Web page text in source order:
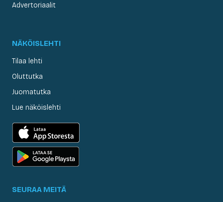
Advertoriaalit
NÄKÖISLEHTI
Tilaa lehti
Oluttutka
Juomatutka
Lue näköislehti
SEURAA MEITÄ